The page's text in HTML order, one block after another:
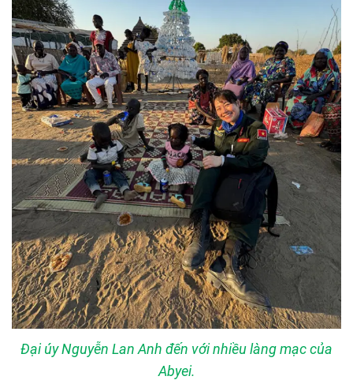
Đại úy Nguyễn Lan Anh đến với nhiều làng mạc của
Abyei.